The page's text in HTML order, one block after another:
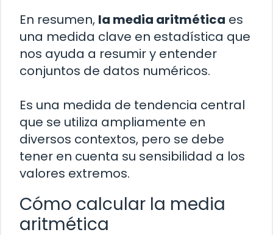
En resumen, la media aritmética es
una medida clave en estadística que
nos ayuda a resumir y entender
conjuntos de datos numéricos.
Es una medida de tendencia central
que se utiliza ampliamente en
diversos contextos, pero se debe
tener en cuenta su sensibilidad a los
valores extremos.
Cómo calcular la media
aritmética